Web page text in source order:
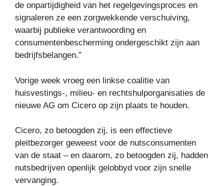
de onpartijdigheid van het regelgevingsproces en
signaleren ze een zorgwekkende verschuiving,
waarbij publieke verantwoording en
consumentenbescherming ondergeschikt zijn aan
bedrijfsbelangen.”
Vorige week vroeg een linkse coalitie van
huisvestings-, milieu- en rechtshulporganisaties de
nieuwe AG om Cicero op zijn plaats te houden.
Cicero, zo betoogden zij, is een effectieve
pleitbezorger geweest voor de nutsconsumenten
van de staat – en daarom, zo betoogden zij, hadden
nutsbedrijven openlijk gelobbyd voor zijn snelle
vervanging.